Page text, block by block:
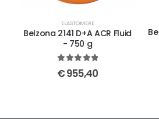
ELASTOMERE
Belzona 2141 D+A ACR Fluid
- 750 g
out of 5
955,40